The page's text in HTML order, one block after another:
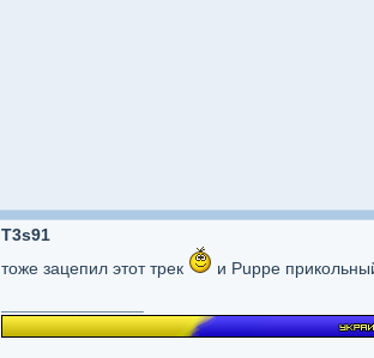
T3s91
тоже зацепил этот трек
и Puppe